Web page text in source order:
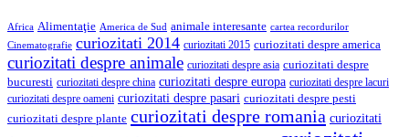
Africa Alimentaţie America de Sud animale interesante cartea recordurilor
Cinematografie curiozitati 2014 curiozitati 2015 curiozitati despre america
curiozitati despre animale curiozitati despre asia curiozitati despre
bucuresti curiozitati despre china curiozitati despre europa curiozitati despre lacuri
curiozitati despre oameni curiozitati despre pasari curiozitati despre pesti
curiozitati despre plante curiozitati despre romania curiozitati